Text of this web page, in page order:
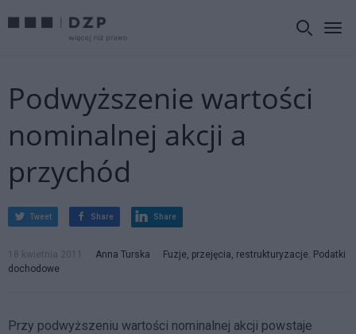
Podwyższenie wartości
nominalnej akcji a
przychód
Tweet Share Share
18 kwietnia 2011 Anna Turska Fuzje, przejęcia, restrukturyzacje, Podatki
dochodowe
Przy podwyższeniu wartości nominalnej akcji powstaje